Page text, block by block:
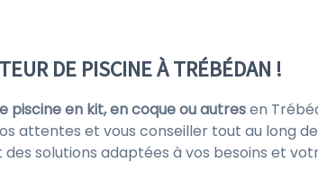
DE PISCINE À TRÉBÉDAN !
en kit, en coque ou autresen
attentes et vous conseiller tout au long
solutions adaptées à vos besoins et